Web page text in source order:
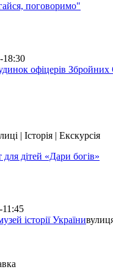
поговоримо"
18:30
офіцерів Збройних
| Історія | Екскурсія
для дітей «Дари богів»
11:45
історії України